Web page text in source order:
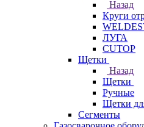
Назад
Круги
ЛУГА
CUTOP
Щетки
Назад
Щетки
Ручные
Щетки
Сегменты